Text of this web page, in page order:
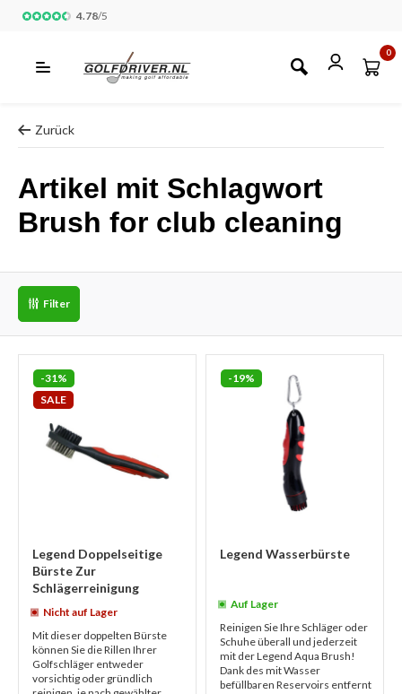
4.78/5
0
Zurück
Artikel mit Schlagwort
Brush for club cleaning
Filter
-31%
SALE
Legend Doppelseitige
Bürste Zur
Schlägerreinigung
Nicht auf Lager
Mit dieser doppelten Bürste
können Sie die Rillen Ihrer
Golfschläger entweder
vorsichtig oder gründlich
-19%
Legend Wasserbürste
Auf Lager
Reinigen Sie Ihre Schläger oder
Schuhe überall und jederzeit
mit der Legend Aqua Brush!
Dank des mit Wasser
befüllbaren Reservoirs entfernt